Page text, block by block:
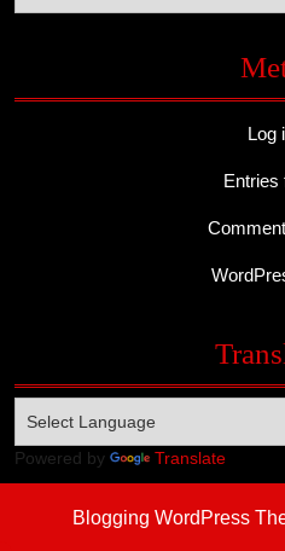
Log
Entries
Powered by Translate
Blogging WordPress